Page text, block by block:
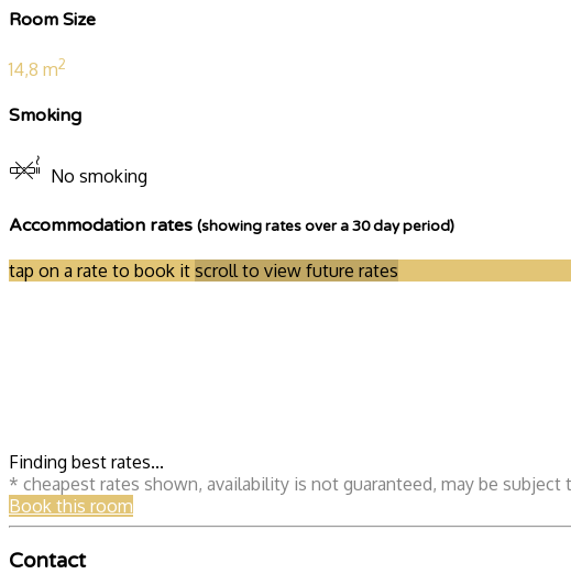
Room Size
14,8 m2
Smoking
No smoking
Accommodation rates (showing rates over a 30 day period)
tap on a rate to book it scroll to view future rates
Finding best rates...
* cheapest rates shown, availability is not guaranteed, may be subject
Book this room
Contact